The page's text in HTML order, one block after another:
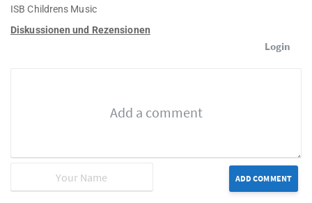
ISB Childrens Music
Diskussionen und Rezensionen
Login
ADD COMMENT